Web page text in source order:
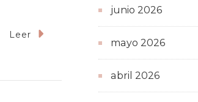
Leer
junio 2026
mayo 2026
abril 2026